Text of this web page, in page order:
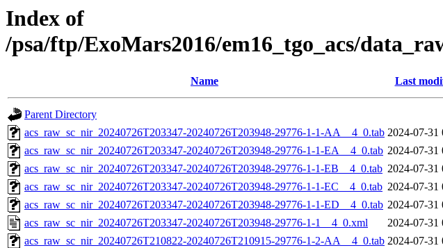
Index of
/psa/ftp/ExoMars2016/em16_tgo_acs/
Name Last
Parent Directory
acs_raw_sc_nir_20240726T203347-20240726T203948-29776-1-1-AA__4_0.tab 2024-07-31
acs_raw_sc_nir_20240726T203347-20240726T203948-29776-1-1-EA__4_0.tab 2024-07-31
acs_raw_sc_nir_20240726T203347-20240726T203948-29776-1-1-EB__4_0.tab 2024-07-31
acs_raw_sc_nir_20240726T203347-20240726T203948-29776-1-1-EC__4_0.tab 2024-07-31
acs_raw_sc_nir_20240726T203347-20240726T203948-29776-1-1-ED__4_0.tab 2024-07-31
acs_raw_sc_nir_20240726T203347-20240726T203948-29776-1-1__4_0.xml
2024-07-31
acs_raw_sc_nir_20240726T210822-20240726T210915-29776-1-2-AA__4_0.tab 2024-07-31